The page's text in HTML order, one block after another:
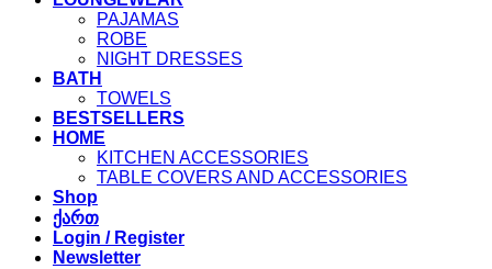
PAJAMAS
ROBE
NIGHT DRESSES
BATH
TOWELS
BESTSELLERS
HOME
KITCHEN ACCESSORIES
TABLE COVERS AND ACCESSORIES
Shop
ქართ
Login / Register
Newsletter